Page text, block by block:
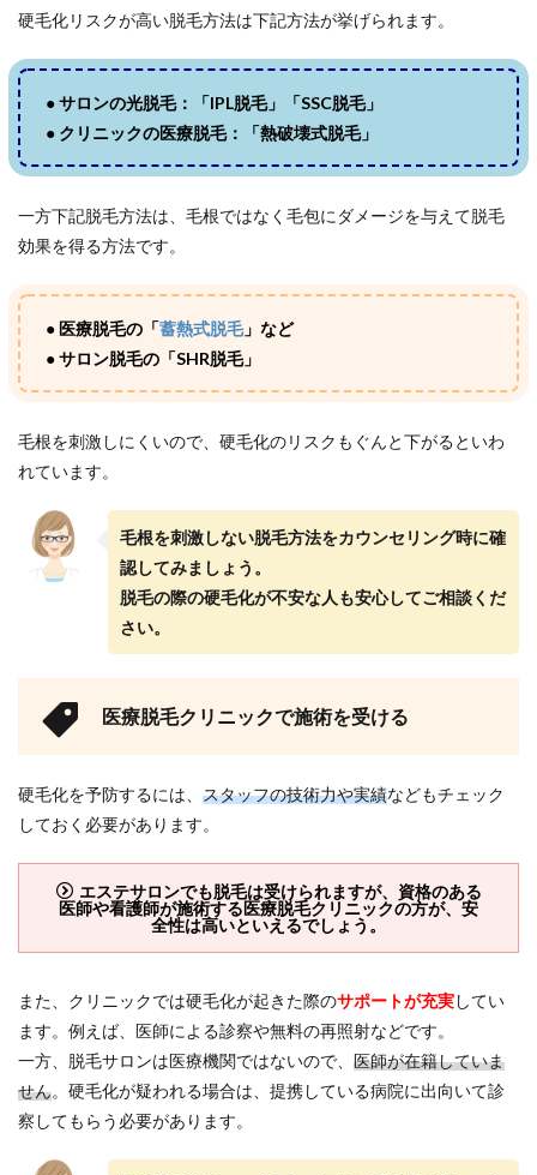
硬毛化リスクが高い脱毛方法は下記方法が挙げられます。
●サロンの光脱毛：「IPL脱毛」「SSC脱毛」
● クリニックの医療脱毛：「熱破壊式脱毛」
一方下記脱毛方法は、毛根ではなく毛包にダメージを与えて脱毛
効果を得る方法です。
● 医療脱毛の「蓄熱式脱毛」など
●サロン脱毛の「SHR脱毛」
毛根を刺激しにくいので、硬毛化のリスクもぐんと下がるといわ
れています。
毛根を刺激しない脱毛方法をカウンセリング時に確
認してみましょう。
脱毛の際の硬毛化が不安な人も安心してご相談くだ
さい。
医療脱毛クリニックで施術を受ける
硬毛化を予防するには、 スタッフの技術力や実績などもチェック
しておく必要があります。
エステサロンでも脱毛は受けられますが、資格のある
医師や看護師が施術する医療脱毛クリニックの方が、安
全性は高いといえるでしょう。
また、クリニックでは硬毛化が起きた際のサポートが充実してい
ます。例えば、医師による診察や無料の再照射などです。
一方、脱毛サロンは医療機関ではないので、 医師が在籍していま
せん。硬毛化が疑われる場合は、提携している病院に出向いて診
察してもらう必要があります。